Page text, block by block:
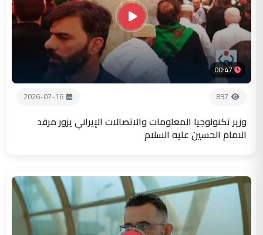
00:47
897
2026-07-16
وزير تكنولوجيا المعلومات والاتصالات الإيراني يزور مرقد
الامام الحسين عليه السلام